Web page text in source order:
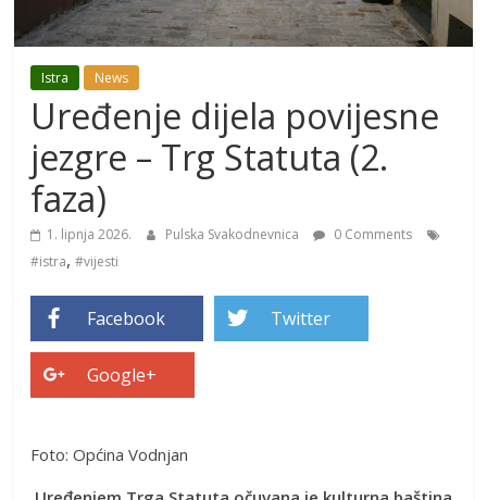
Istra News
Uređenje dijela povijesne
jezgre – Trg Statuta (2.
faza)
1. lipnja 2026. Pulska Svakodnevnica
0 Comments
#istra,#vijesti
Facebook Twitter
Google+
Foto: Općina Vodnjan